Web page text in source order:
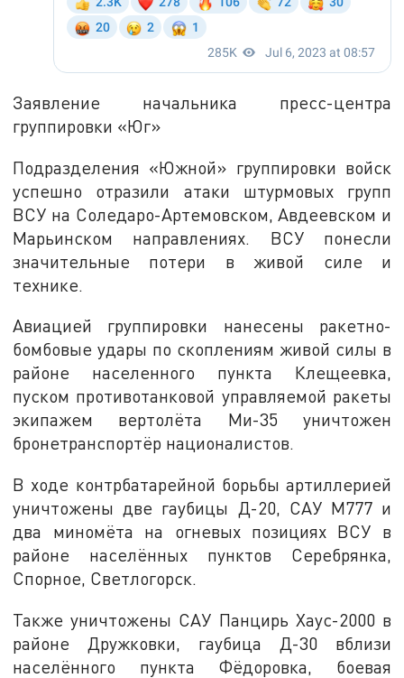
Заявление начальника пресс-центра
группировки «Юг»
Подразделения «Южной» группировки войск
успешно отразили атаки штурмовых групп
ВСУ на Соледаро-Артемовском, Авдеевском и
Марьинском направлениях. ВСУ понесли
значительные потери в живой силе и
технике.
Авиацией группировки нанесены ракетно-
бомбовые удары по скоплениям живой силы в
районе населенного пункта Клещеевка,
пуском противотанковой управляемой ракеты
экипажем вертолёта Ми-35 уничтожен
бронетранспортёр националистов.
В ходе контрбатарейной борьбы артиллерией
уничтожены две гаубицы Д-20, САУ М777 и
два миномёта на огневых позициях ВСУ в
районе населённых пунктов Серебрянка,
Спорное, Светлогорск.
Также уничтожены САУ Панцирь Хаус-2000 в
районе Дружковки, гаубица Д-30 вблизи
населённого пункта Фёдоровка, боевая